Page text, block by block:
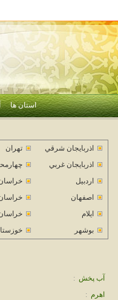
استان ها
اذربايجان شرقي
تهران
اذربايجان غربي
اردبيل
اصفهان
ايلام
بوشهر
آب پخش :
اهرم :